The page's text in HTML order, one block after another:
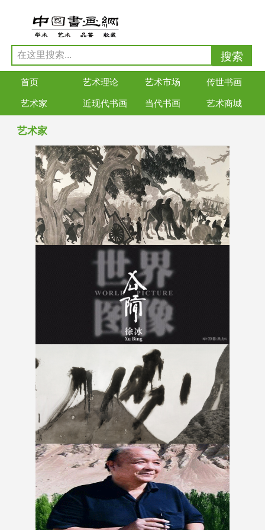
首页 艺术理论 艺术市场 传世书画
艺术家 近现代书画 当代书画 艺术商城
艺术家